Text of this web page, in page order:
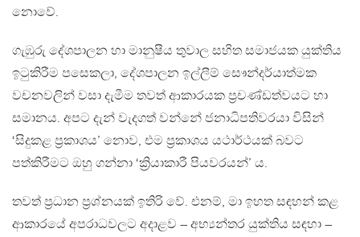
නොවේ.
ගැඹුරු දේශපාලන හා මානුෂීය තුවාල සහිත සමාජයක යුක්තිය
ඉටුකිරීම පසෙකලා, දේශපාලන ඉල්ලීම් සෞන්දර්යාත්මක
වචනවලින් වසා දැමීම තවත් ආකාරයක ප්‍රචණ්ඩත්වයට හා
සමානය. අපට දැන් වැදගත් වන්නේ ජනාධිපතිවරයා විසින්
‘සිදුකළ ප්‍රකාශය’ නොව, එම ප්‍රකාශය යථාර්ථයක් බවට
පත්කිරීමට ඔහු ගන්නා ‘ක්‍රියාකාරී පියවරයන්’ ය.
තවත් ප්‍රධාන ප්‍රශ්නයක් ඉතිරි වේ. එනම්, මා ඉහත සඳහන් කළ
ආකාරයේ අපරාධවලට අදාළව – අභ්‍යන්තර යුක්තිය සඳහා –